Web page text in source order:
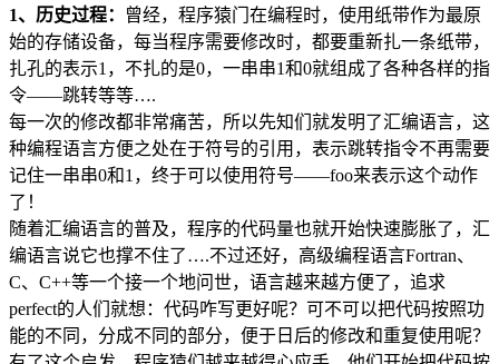
1、历史过程：
曾经，程序猿门在编程时，使用纸带作为最原
始的存储设备，每当程序需要修改时，都要重新扎一条纸带，
扎孔的表示1，不扎的是0，一串串1和0就组成了各种各样的指
令——跳转等等….
每一次的修改都非常痛苦，所以先知们就发明了汇编语言，这
种编程语言方便之处在于符号的引用，表示跳转指令不再需要
记住一串串0和1，终于可以使用符号——foo来表示这个动作
了！
随着汇编语言的普及，程序的代码量也就开始快速膨胀了，汇
编语言说它也撑不住了….不过还好，高级编程语言Fortran、
C、C++等一个接一个地问世，语言越来越方便了，追求
perfect的人们就想：代码咋写更好呢？可不可以把代码按照功
能的不同，分成不同的部分，便于日后的修改和重复使用呢？